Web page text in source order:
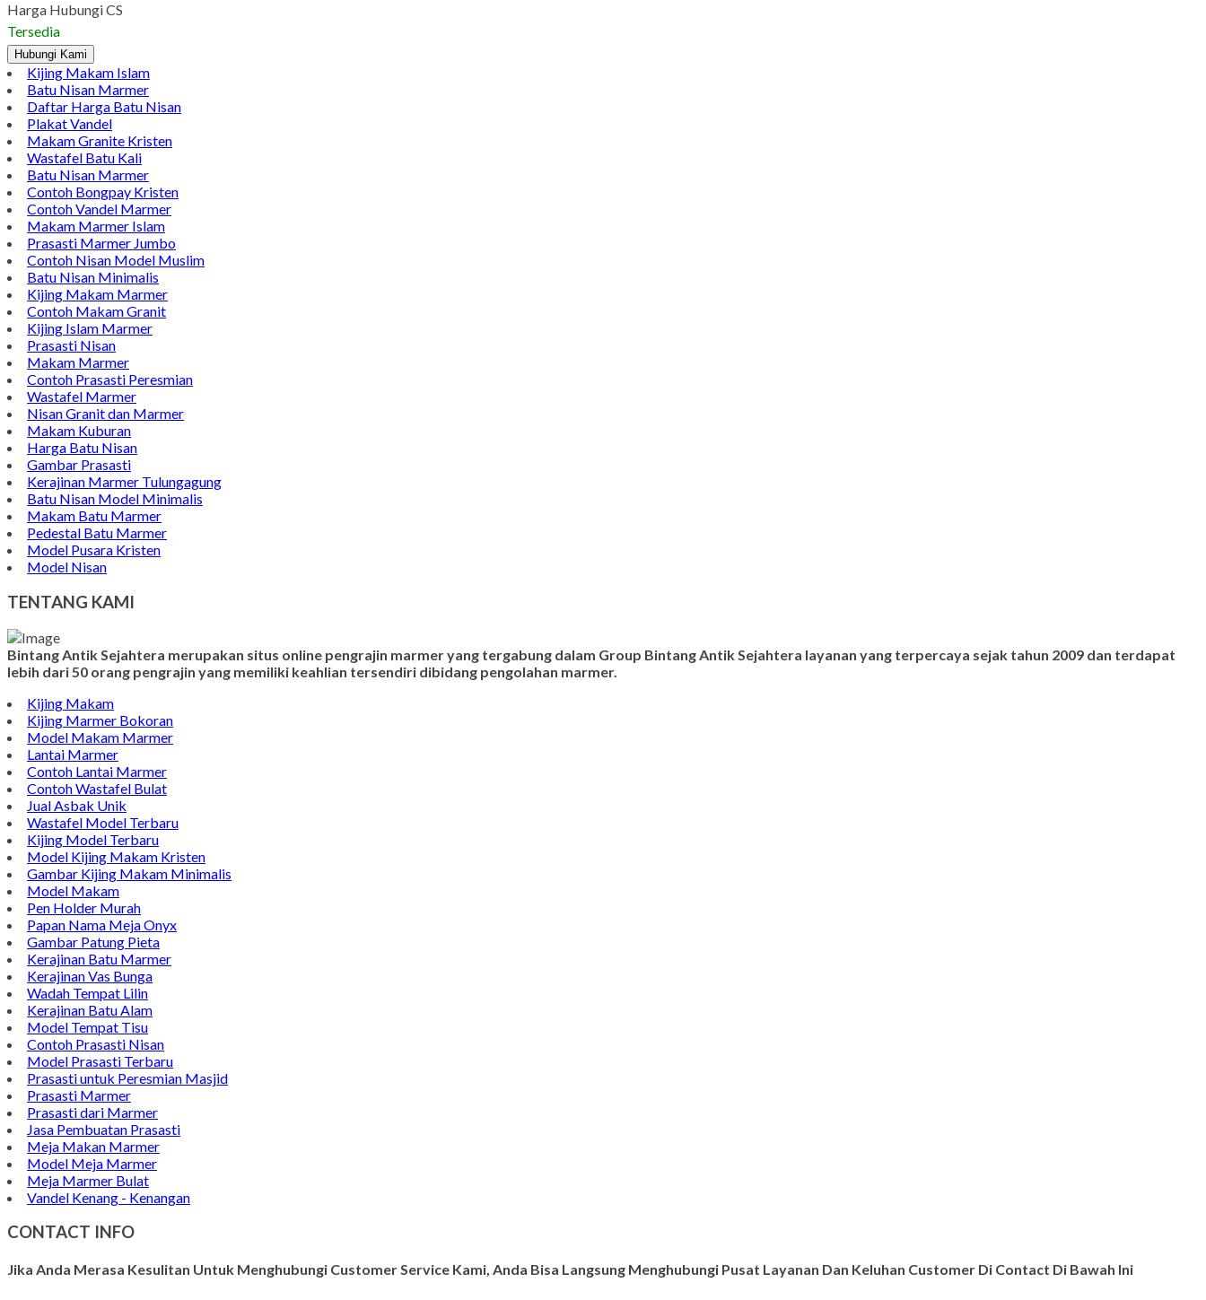
Harga Hubungi CS
Tersedia
Hubungi Kami
Kijing Makam Islam
Batu Nisan Marmer
Daftar Harga Batu Nisan
Plakat Vandel
Makam Granite Kristen
Wastafel Batu Kali
Batu Nisan Marmer
Contoh Bongpay Kristen
Contoh Vandel Marmer
Makam Marmer Islam
Prasasti Marmer Jumbo
Contoh Nisan Model Muslim
Batu Nisan Minimalis
Kijing Makam Marmer
Contoh Makam Granit
Kijing Islam Marmer
Prasasti Nisan
Makam Marmer
Contoh Prasasti Peresmian
Wastafel Marmer
Nisan Granit dan Marmer
Makam Kuburan
Harga Batu Nisan
Gambar Prasasti
Kerajinan Marmer Tulungagung
Batu Nisan Model Minimalis
Makam Batu Marmer
Pedestal Batu Marmer
Model Pusara Kristen
Model Nisan
TENTANG KAMI
Bintang Antik Sejahtera merupakan situs online pengrajin marmer yang tergabung dalam Group Bintang Antik Sejahtera layanan yang terpercaya sejak tahun 2009 dan terdapat
lebih dari 50 orang pengrajin yang memiliki keahlian tersendiri dibidang pengolahan marmer.
Kijing Makam
Kijing Marmer Bokoran
Model Makam Marmer
Lantai Marmer
Contoh Lantai Marmer
Contoh Wastafel Bulat
Jual Asbak Unik
Wastafel Model Terbaru
Kijing Model Terbaru
Model Kijing Makam Kristen
Gambar Kijing Makam Minimalis
Model Makam
Pen Holder Murah
Papan Nama Meja Onyx
Gambar Patung Pieta
Kerajinan Batu Marmer
Kerajinan Vas Bunga
Wadah Tempat Lilin
Kerajinan Batu Alam
Model Tempat Tisu
Contoh Prasasti Nisan
Model Prasasti Terbaru
Prasasti untuk Peresmian Masjid
Prasasti Marmer
Prasasti dari Marmer
Jasa Pembuatan Prasasti
Meja Makan Marmer
Model Meja Marmer
Meja Marmer Bulat
Vandel Kenang - Kenangan
CONTACT INFO
Jika Anda Merasa Kesulitan Untuk Menghubungi Customer Service Kami, Anda Bisa Langsung Menghubungi Pusat Layanan Dan Keluhan Customer Di Contact Di Bawah Ini